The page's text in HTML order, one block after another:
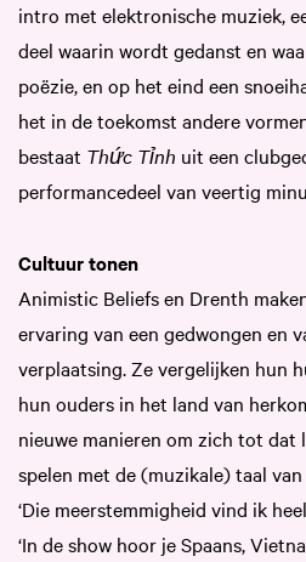
intro met elektronische muziek,
deel waarin wordt gedanst en
poëzie, en op het eind een
het in de toekomst andere
bestaat Thức Tỉnh uit een
performancedeel van veertig
Cultuur tonen
Animistic Beliefs en Drenth
ervaring van een gedwongen en
verplaatsing. Ze vergelijken hun
hun ouders in het land van
nieuwe manieren om zich tot dat
spelen met de (muzikale) taal
‘Die meerstemmigheid vind ik
‘In de show hoor je Spaans,